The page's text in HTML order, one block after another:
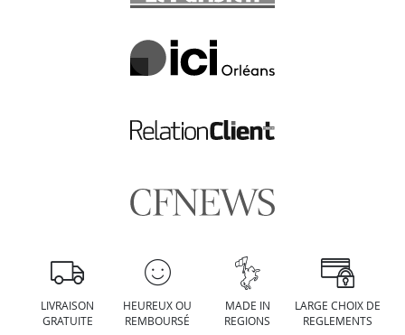
LIVRAISON
GRATUITE
HEUREUX OU
REMBOURSÉ
MADE IN
REGIONS
LARGE CHOIX DE
REGLEMENTS